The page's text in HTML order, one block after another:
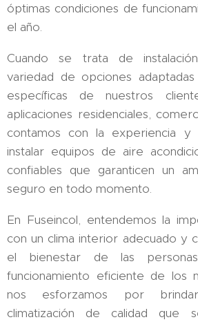
óptimas condiciones de
el año.
Cuando se trata de
variedad de opciones
específicas de nuestros
aplicaciones residenciales,
contamos con la experiencia y
instalar equipos de aire
confiables que garanticen un
seguro en todo momento.
En Fuseincol, entendemos la
con un clima interior adecuado y
el bienestar de las
funcionamiento eficiente de los
nos esforzamos por
climatización de calidad que